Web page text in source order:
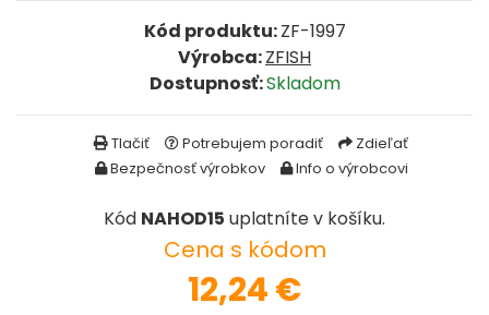
Kód produktu:ZF-1997
Výrobca:ZFISH
Dostupnosť:Skladom
Tlačiť Potrebujem poradiť
Zdieľať
Bezpečnosť výrobkov
Info o výrobcovi
Kód NAHOD15 uplatníte v košíku.
Cena s kódom
12,24€
SPODOVÉ A MARKEROVACIE PRÚTY
MATCHOVÉ A BOLOGNESOVÉ PRÚTY
CESTOVNÉ PRÚTY
DOPLNKY K PRÚTOM